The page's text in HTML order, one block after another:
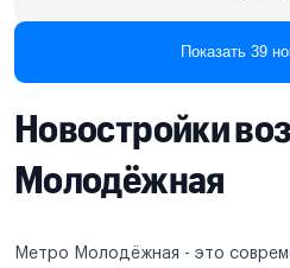
Показать 39
Новостройки
Молодёжная
Метро Молодёжная - это